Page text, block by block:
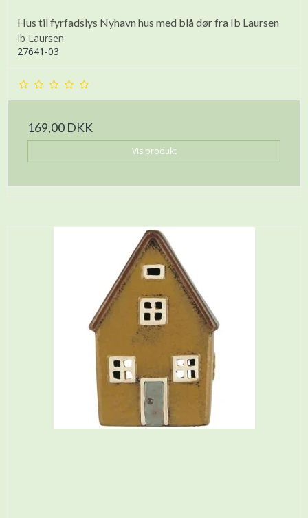
Hus til fyrfadslys Nyhavn hus med blå dør fra Ib Laursen
Ib Laursen
27641-03
169,00 DKK
Vis produkt